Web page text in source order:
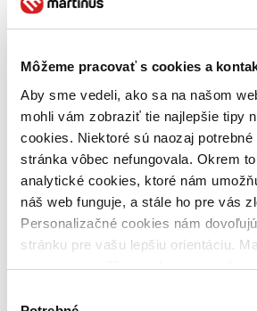
Môžeme pracovať s cookies a
Aby sme vedeli, ako sa na našom
mohli vám zobraziť tie najlepšie tipy
cookies. Niektoré sú naozaj
stránka vôbec nefungovala. Okrem
analytické cookies, ktoré nám
náš web funguje, a stále ho pre vás
Personalizačné cookies nám
stránku pre vašu lepšiu orientáciu.
nám zas umožňujú zobrazenie
Dostupnosť
na centrálnom sklade (0 titulov)na
pripravujeme (0 titulov)
dostupná (bez vypredaných) (0
vypredaných)
Nové / čítané
nová (0 titulov)nová
čítaná (0 titulov)
čítaná
čítaná - výborný stav (0 titulov)
čítaná - mierne opotrebovaná (0
opotrebovaná
čítané verzie vypredaných kníh (0